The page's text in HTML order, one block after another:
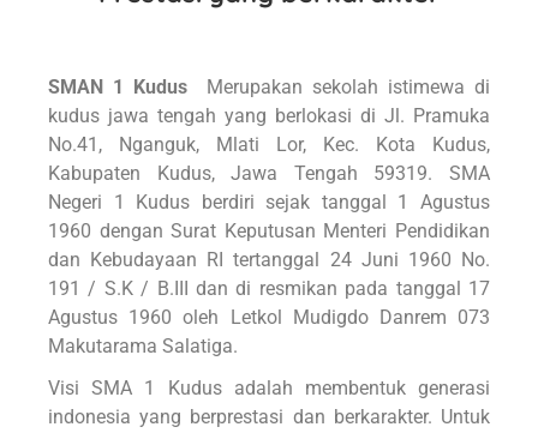
SMAN 1 Kudus
Merupakan sekolah istimewa di
kudus jawa tengah yang berlokasi di Jl. Pramuka
No.41, Nganguk, Mlati Lor, Kec. Kota Kudus,
Kabupaten Kudus, Jawa Tengah 59319. SMA
Negeri 1 Kudus berdiri sejak tanggal 1 Agustus
1960 dengan Surat Keputusan Menteri Pendidikan
dan Kebudayaan RI tertanggal 24 Juni 1960 No.
191 / S.K / B.III dan di resmikan pada tanggal 17
Agustus 1960 oleh Letkol Mudigdo Danrem 073
Makutarama Salatiga.
Visi SMA 1 Kudus adalah membentuk generasi
indonesia yang berprestasi dan berkarakter. Untuk